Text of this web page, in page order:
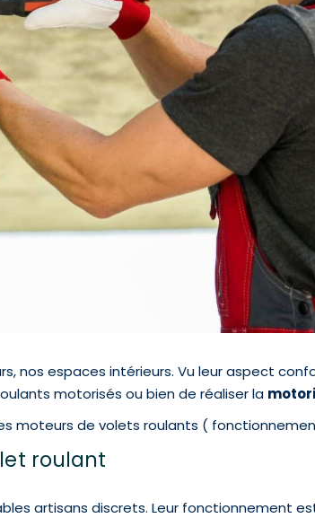
nos espaces intérieurs. Vu leur aspect
motorisés ou bien de réaliser la
moteurs de volets roulants (
roulant
artisans discrets. Leur fonctionnement